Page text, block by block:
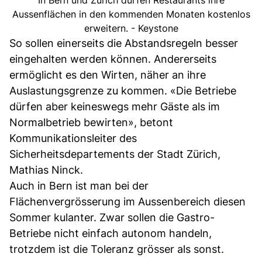
Aussenflächen in den kommenden Monaten kostenlos
erweitern. - Keystone
So sollen einerseits die Abstandsregeln besser
eingehalten werden können. Andererseits
ermöglicht es den Wirten, näher an ihre
Auslastungsgrenze zu kommen. «Die Betriebe
dürfen aber keineswegs mehr Gäste als im
Normalbetrieb bewirten», betont
Kommunikationsleiter des
Sicherheitsdepartements der Stadt Zürich,
Mathias Ninck.
Auch in Bern ist man bei der
Flächenvergrösserung im Aussenbereich diesen
Sommer kulanter. Zwar sollen die Gastro-
Betriebe nicht einfach autonom handeln,
trotzdem ist die Toleranz grösser als sonst.